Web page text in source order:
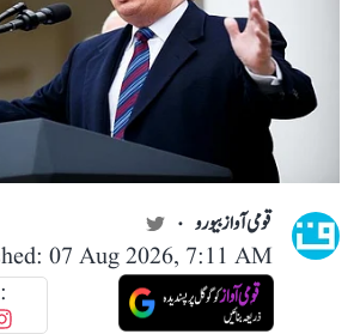
قومی آواز بیورو
07 Aug 2026, 7:11 AM